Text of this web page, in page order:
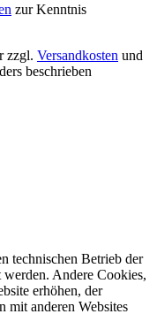
zur Kenntnis
zzgl. Versandkosten und
beschrieben
technischen Betrieb der
werden. Andere Cookies,
erhöhen, der
mit anderen Websites